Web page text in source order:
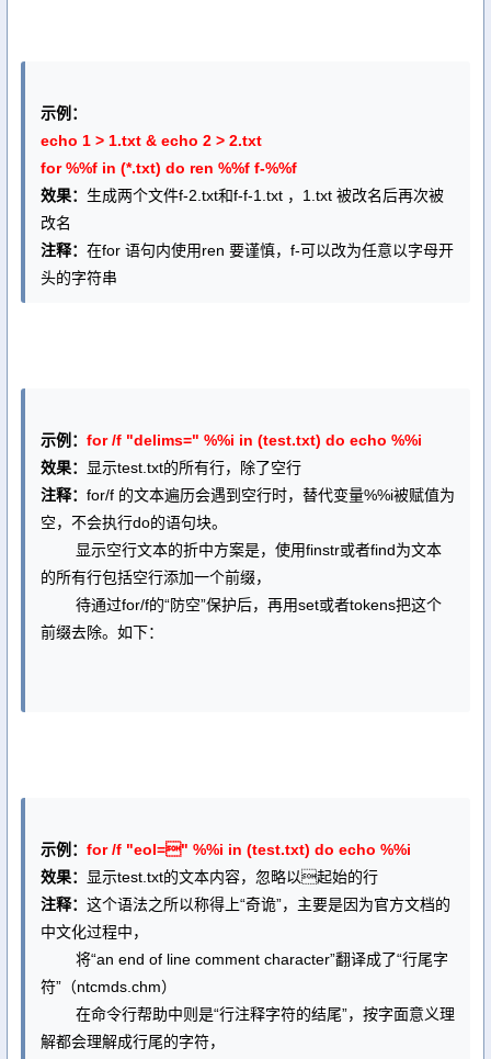
示例：
echo 1 > 1.txt & echo 2 > 2.txt
for %%f in (*.txt) do ren %%f f-%%f
效果： 生成两个文件f-2.txt和f-f-1.txt ，1.txt 被改名后再次被
改名
注释： 在for 语句内使用ren 要谨慎，f-可以改为任意以字母开
头的字符串
示例： for /f "delims=" %%i in (test.txt) do echo %%i
效果：
显示test.txt的所有行，除了空行
注释： for/f 的文本遍历会遇到空行时，替代变量%%i被赋值为
空，不会执行do的语句块。
显示空行文本的折中方案是，使用finstr或者find为文本
的所有行包括空行添加一个前缀，
待通过for/f的“防空”保护后，再用set或者tokens把这个
前缀去除。如下：
示例： for /f "eol=" %%i in (test.txt) do echo %%i
效果：
显示test.txt的文本内容，忽略以起始的行
注释： 这个语法之所以称得上“奇诡”，主要是因为官方文档的
中文化过程中，
将“an end of line comment character”翻译成了“行尾字
符”（ntcmds.chm）
在命令行帮助中则是“行注释字符的结尾”，按字面意义理
解都会理解成行尾的字符，